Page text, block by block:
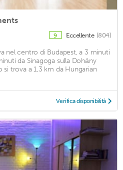
9 Eccellente (804)
nel centro di Budapest, a 3 minuti
da Sinagoga sulla Dohány
trova a 1,3 km da Hungarian
Verifica disponibilità